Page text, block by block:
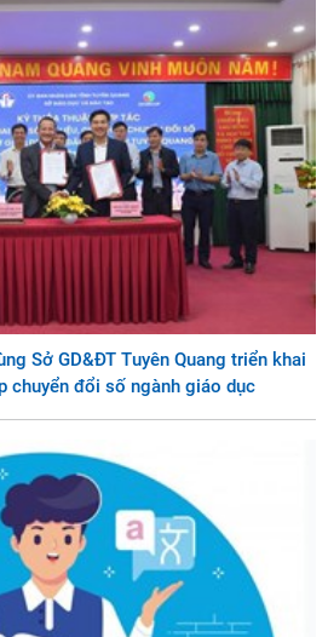
Sở GD&ĐT Tuyên Quang triển khai
chuyển đổi số ngành giáo dục